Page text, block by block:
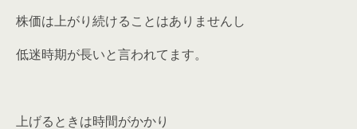
株価は上がり続けることはありませんし
低迷時期が長いと言われてます。
上げるときは時間がかかり